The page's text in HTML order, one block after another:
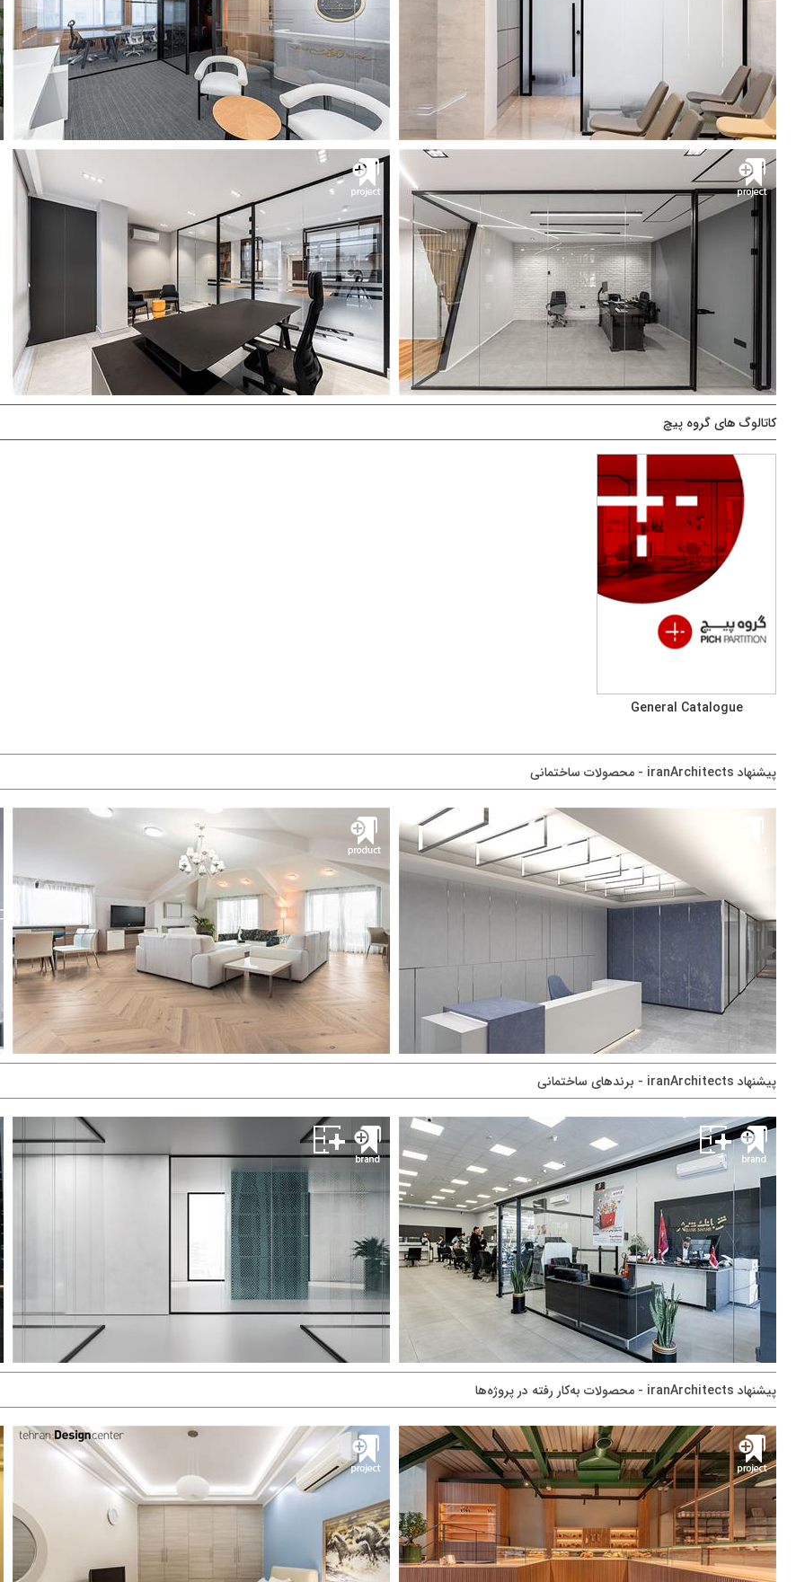
مشــــــاهده
پروژه اداری هتل استقلال
گروه پیچ
مشــــــاهده
کاتالوگ های گروه پیچ
General Catalogue
پيشنهاد iranArchitects - محصولات ساختمانی
Fad Diana
فاد لایتینگ
طراحی و تأمین نورپردازی
مشــــــاهده
پيشنهاد iranArchitects - برندهای ساختمانی
گروه پیچ
تولیدکننده و مجری پارتیشن های اداری
مشــــــاهده
پيشنهاد iranArchitects - محصولات به‌کار رفته در پروژه‌ها
پروژه اچ کافه
رونا لایتینگ